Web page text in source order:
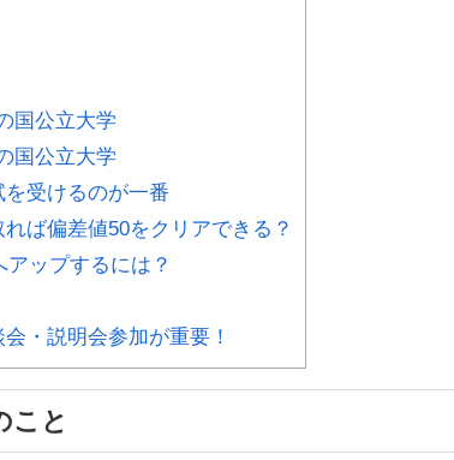
国公立大学
国公立大学
受けるのが一番
ば偏差値50をクリアできる？
ップするには？
・説明会参加が重要！
こと